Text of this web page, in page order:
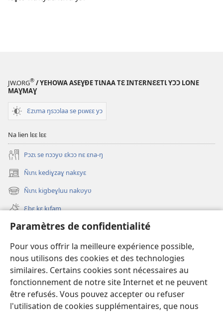
Paramètres de confidentialité
Pour vous offrir la meilleure expérience possible,
nous utilisons des cookies et des technologies
similaires. Certains cookies sont nécessaires au
fonctionnement de notre site Internet et ne peuvent
être refusés. Vous pouvez accepter ou refuser
l'utilisation de cookies supplémentaires, que nous
JW.ORG® / YEHOWA ASEƔĐE TƖNAA TƐ INTƐRNƐƐTƖ YƆƆ LONE
MAƔMAƔ
Ɛzɩma ŋsɔɔlaa se pɩwɛɛ yɔ
Na lien lɛɛ lɛɛ
Pɔzɩ se nɔɔyʋ ɛkɔɔ nɛ ɛna-ŋ
Ñɩnɩ kediɣzaɣ nakɛyɛ
(ouvre
une
nouvelle
fenêtre)
Ñɩnɩ kigbeɣluu nakʋyʋ
(ouvre
une
fenêtre)
Ɛbɛ kɛ kɩfam
Videowaa
Search
Sɩnʋʋ
Haɖɛ
(ouvre
une
nouvelle